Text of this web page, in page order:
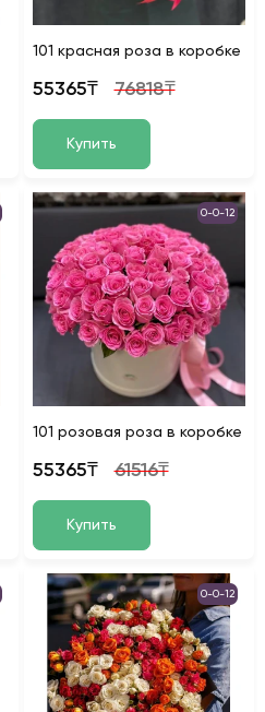
101 красная роза в коробке
55365₸ 76818₸
Купить
0-0-12
101 розовая роза в коробке
55365₸ 61516₸
Купить
0-0-12